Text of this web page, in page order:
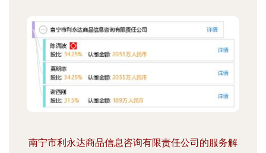
南宁市利永达商品信息咨询有限责任公司的服务解